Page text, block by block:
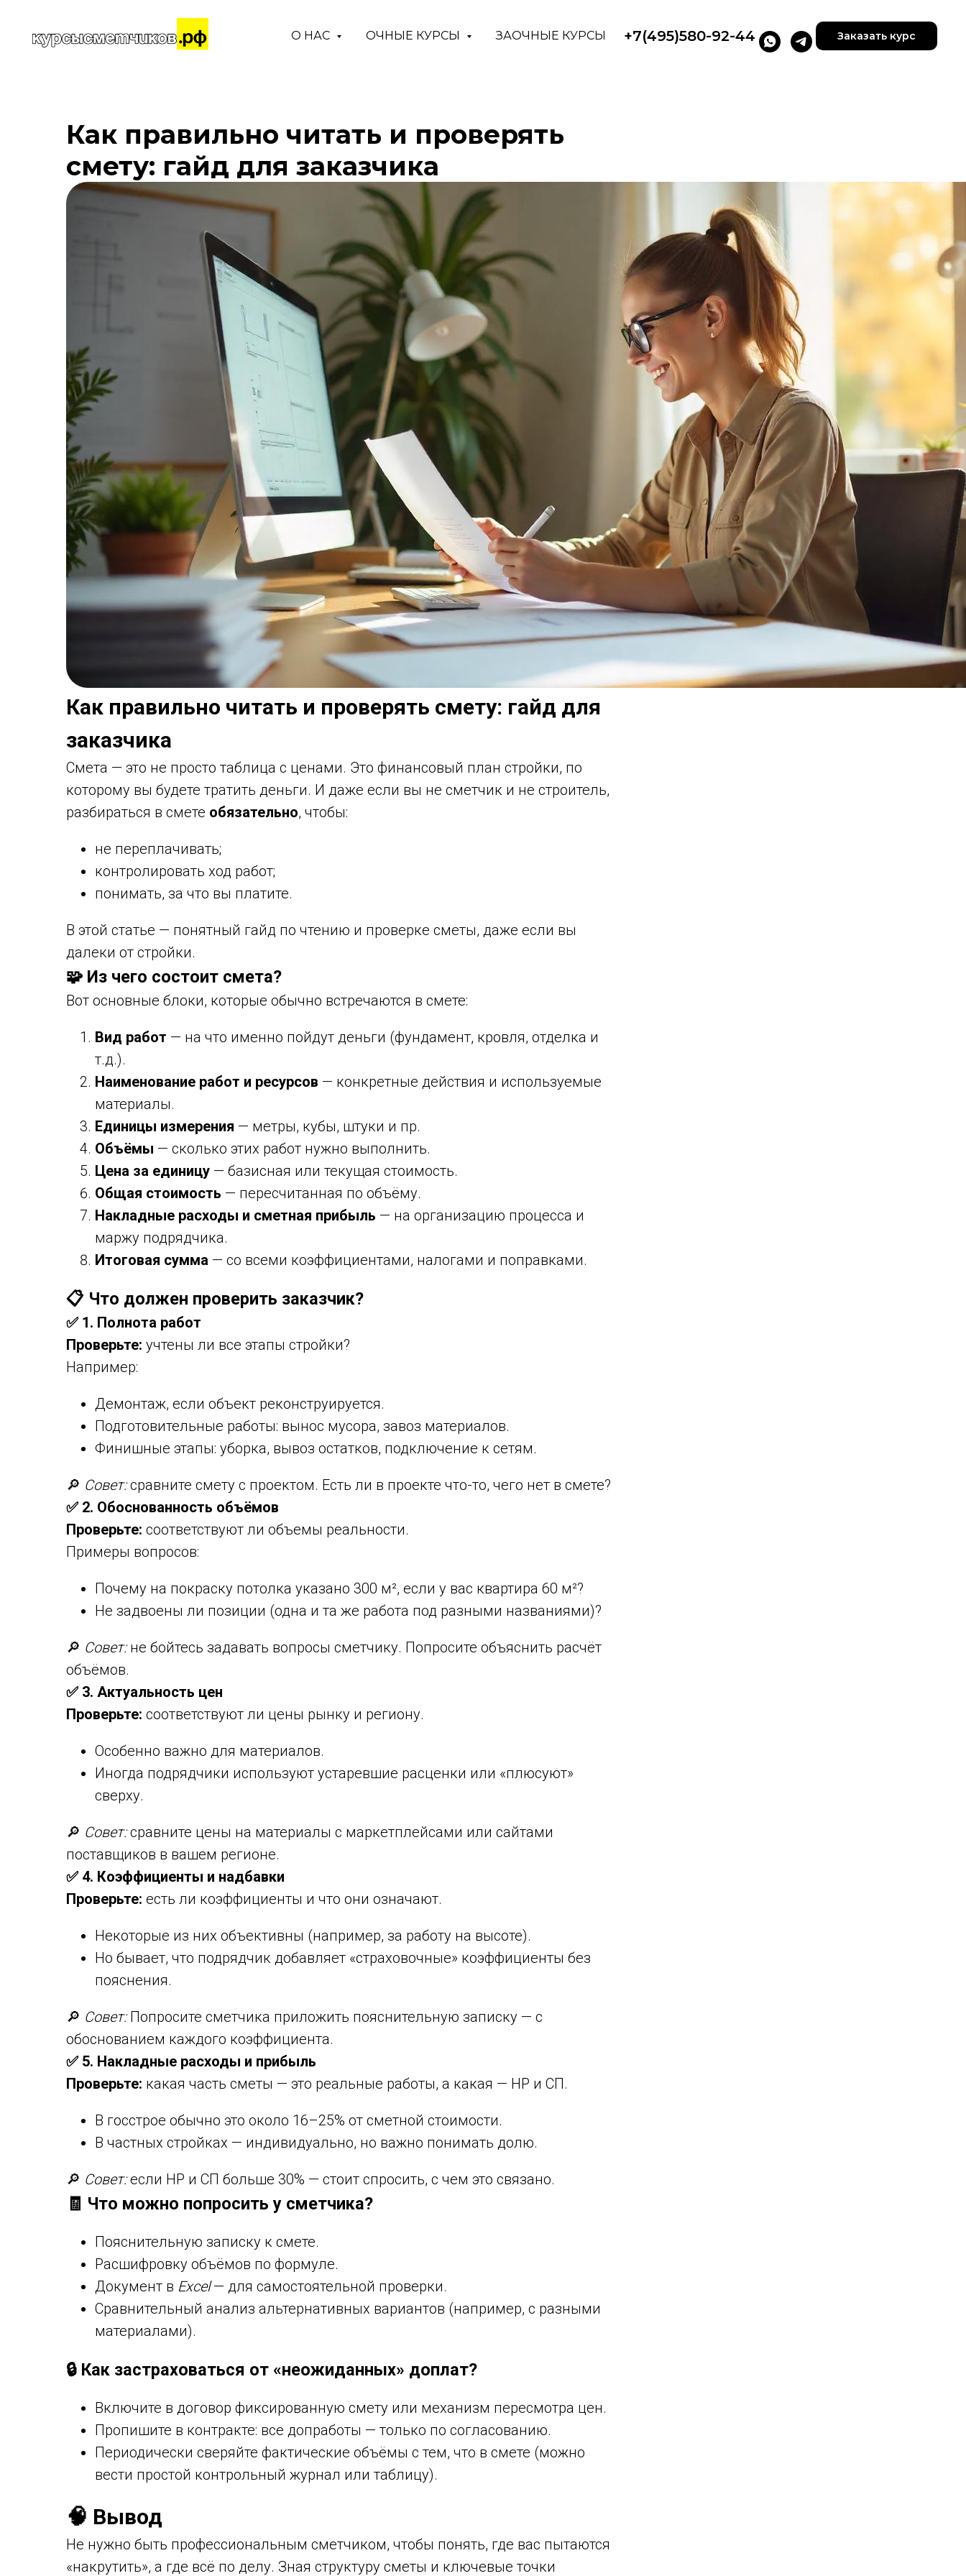
О НАС ОЧНЫЕ КУРСЫ ЗАОЧНЫЕ КУРСЫ +7(495)580-92-44 Заказать курс
Как правильно читать и проверять
смету: гайд для заказчика
Как правильно читать и проверять смету: гайд для
заказчика
Смета — это не просто таблица с ценами. Это финансовый план стройки, по
которому вы будете тратить деньги. И даже если вы не сметчик и не строитель,
разбираться в смете обязательно, чтобы:
не переплачивать;
контролировать ход работ;
понимать, за что вы платите.
В этой статье — понятный гайд по чтению и проверке сметы, даже если вы
далеки от стройки.
🧩 Из чего состоит смета?
Вот основные блоки, которые обычно встречаются в смете:
Вид работ — на что именно пойдут деньги (фундамент, кровля, отделка и
т.д.).
Наименование работ и ресурсов — конкретные действия и используемые
материалы.
Единицы измерения — метры, кубы, штуки и пр.
Объёмы — сколько этих работ нужно выполнить.
Цена за единицу — базисная или текущая стоимость.
Общая стоимость — пересчитанная по объёму.
Накладные расходы и сметная прибыль — на организацию процесса и
маржу подрядчика.
Итоговая сумма — со всеми коэффициентами, налогами и поправками.
📋 Что должен проверить заказчик?
✅ 1. Полнота работ
Проверьте: учтены ли все этапы стройки?
Например:
Демонтаж, если объект реконструируется.
Подготовительные работы: вынос мусора, завоз материалов.
Финишные этапы: уборка, вывоз остатков, подключение к сетям.
🔎 Совет:сравните смету с проектом. Есть ли в проекте что-то, чего нет в смете?
✅ 2. Обоснованность объёмов
Проверьте: соответствуют ли объемы реальности.
Примеры вопросов:
Почему на покраску потолка указано 300 м², если у вас квартира 60 м²?
Не задвоены ли позиции (одна и та же работа под разными названиями)?
🔎 Совет:не бойтесь задавать вопросы сметчику. Попросите объяснить расчёт
объёмов.
✅ 3. Актуальность цен
Проверьте: соответствуют ли цены рынку и региону.
Особенно важно для материалов.
Иногда подрядчики используют устаревшие расценки или «плюсуют»
сверху.
🔎 Совет:сравните цены на материалы с маркетплейсами или сайтами
поставщиков в вашем регионе.
✅ 4. Коэффициенты и надбавки
Проверьте: есть ли коэффициенты и что они означают.
Некоторые из них объективны (например, за работу на высоте).
Но бывает, что подрядчик добавляет «страховочные» коэффициенты без
пояснения.
🔎 Совет:Попросите сметчика приложить пояснительную записку — с
обоснованием каждого коэффициента.
✅ 5. Накладные расходы и прибыль
Проверьте: какая часть сметы — это реальные работы, а какая — НР и СП.
В госстрое обычно это около 16–25% от сметной стоимости.
В частных стройках — индивидуально, но важно понимать долю.
🔎 Совет:если НР и СП больше 30% — стоит спросить, с чем это связано.
🧾 Что можно попросить у сметчика?
Пояснительную записку к смете.
Расшифровку объёмов по формуле.
Документ в Excel— для самостоятельной проверки.
Сравнительный анализ альтернативных вариантов (например, с разными
материалами).
🔒 Как застраховаться от «неожиданных» доплат?
Включите в договор фиксированную смету или механизм пересмотра цен.
Пропишите в контракте: все допработы — только по согласованию.
Периодически сверяйте фактические объёмы с тем, что в смете (можно
вести простой контрольный журнал или таблицу).
🧠 Вывод
Не нужно быть профессиональным сметчиком, чтобы понять, где вас пытаются
«накрутить», а где всё по делу. Зная структуру сметы и ключевые точки